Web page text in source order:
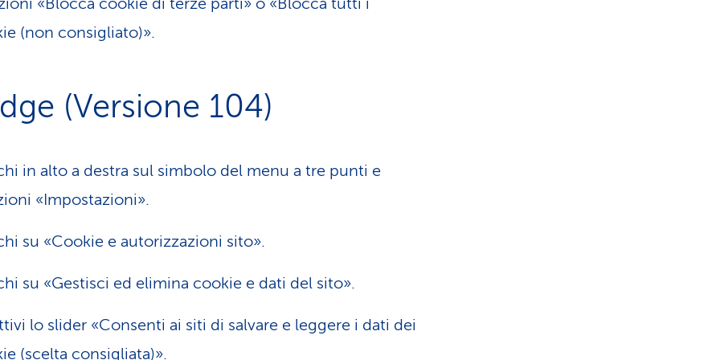
(non consigliato)».
(Versione 104)
in alto a destra sul simbolo del menu a tre punti e
«Impostazioni».
su «Cookie e autorizzazioni sito».
su «Gestisci ed elimina cookie e dati del sito».
lo slider «Consenti ai siti di salvare e leggere i dati dei
(scelta consigliata)».